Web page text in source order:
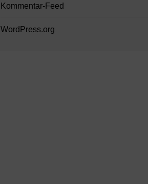
Kommentar-Feed
WordPress.org